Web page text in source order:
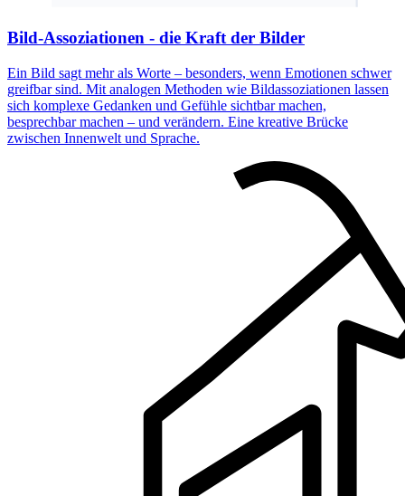
Bild-Assoziationen - die Kraft der Bilder
Ein Bild sagt mehr als Worte – besonders, wenn Emotionen schwer
greifbar sind. Mit analogen Methoden wie Bildassoziationen lassen
sich komplexe Gedanken und Gefühle sichtbar machen,
besprechbar machen – und verändern. Eine kreative Brücke
zwischen Innenwelt und Sprache.